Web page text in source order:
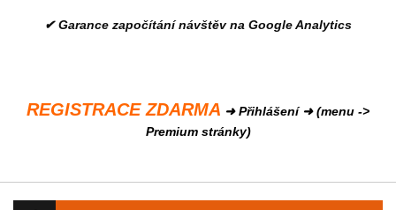
✔ Garance započítání návštěv na Google Analytics
REGISTRACE ZDARMA ➜ Přihlášení ➜ (menu ->
Premium stránky)